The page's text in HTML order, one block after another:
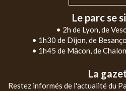
Le parc se
• 2h de Lyon, de
• 1h30 de Dijon, de
• 1h45 de Mâcon, de
La
Restez informés de l'actualité du